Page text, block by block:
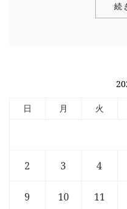
続
日 月 火
2 3 4
9 10 11